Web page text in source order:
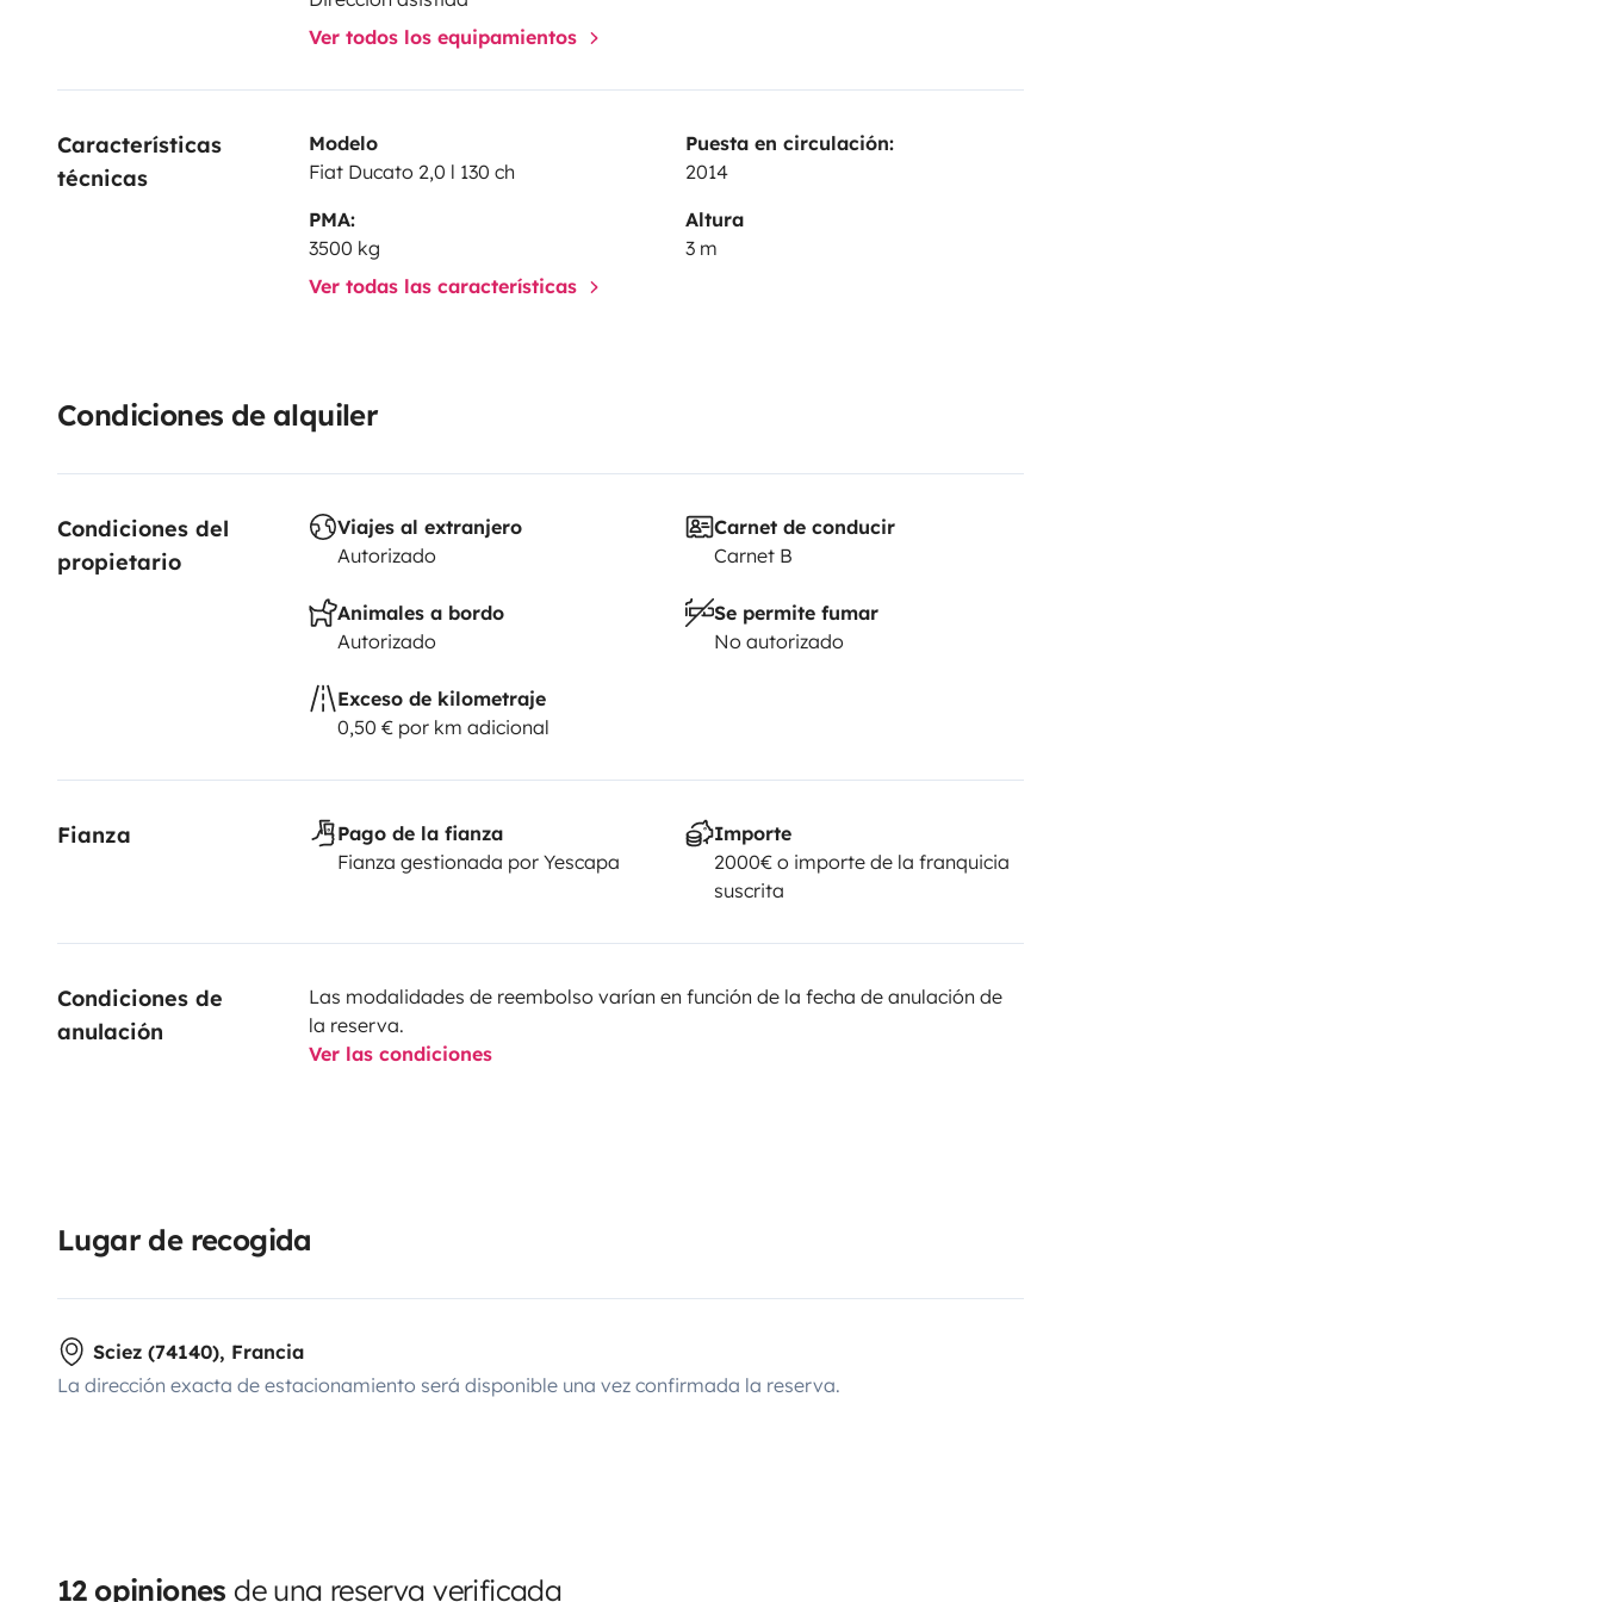
Ver todos los equipamientos
Características
técnicas
Modelo
Fiat Ducato 2,0 l 130 ch
Puesta en circulación:
2014
PMA:
3500 kg
Altura
3 m
Ver todas las características
Condiciones de alquiler
Condiciones del
propietario
Viajes al extranjero
Autorizado
Carnet de conducir
Carnet B
Animales a bordo
Autorizado
Se permite fumar
No autorizado
Exceso de kilometraje
0,50 € por km adicional
Fianza
Pago de la fianza
Fianza gestionada por Yescapa
Importe
2000€ o importe de la franquicia
suscrita
Condiciones de
anulación
Las modalidades de reembolso varían en función de la fecha de anulación de
la reserva.
Ver las condiciones
Lugar de recogida
Sciez (74140), Francia
La dirección exacta de estacionamiento será disponible una vez confirmada la reserva.
12 opiniones de una reserva verificada